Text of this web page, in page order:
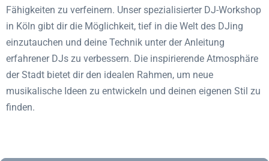
Fähigkeiten zu verfeinern. Unser spezialisierter DJ-Workshop
in Köln gibt dir die Möglichkeit, tief in die Welt des DJing
einzutauchen und deine Technik unter der Anleitung
erfahrener DJs zu verbessern. Die inspirierende Atmosphäre
der Stadt bietet dir den idealen Rahmen, um neue
musikalische Ideen zu entwickeln und deinen eigenen Stil zu
finden.